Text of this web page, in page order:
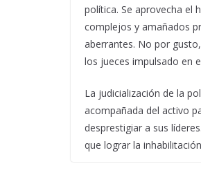
política. Se aprovecha el
complejos y amañados
aberrantes. No por
los jueces impulsado en
La judicialización de la
acompañada del activo
desprestigiar a sus
que lograr la